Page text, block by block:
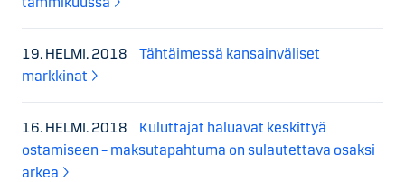
19. HELMI. 2018
Tähtäimessä kansainväliset
markkinat
16. HELMI. 2018
Kuluttajat haluavat keskittyä
ostamiseen – maksutapahtuma on sulautettava osaksi
arkea